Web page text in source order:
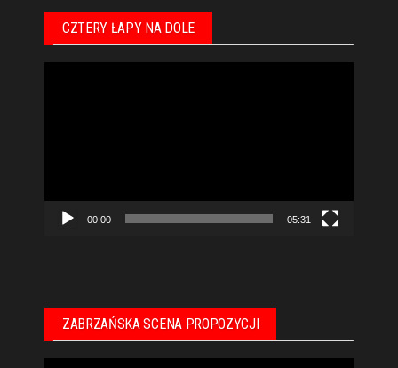
CZTERY ŁAPY NA DOLE
00:00 05:31
ZABRZAŃSKA SCENA PROPOZYCJI